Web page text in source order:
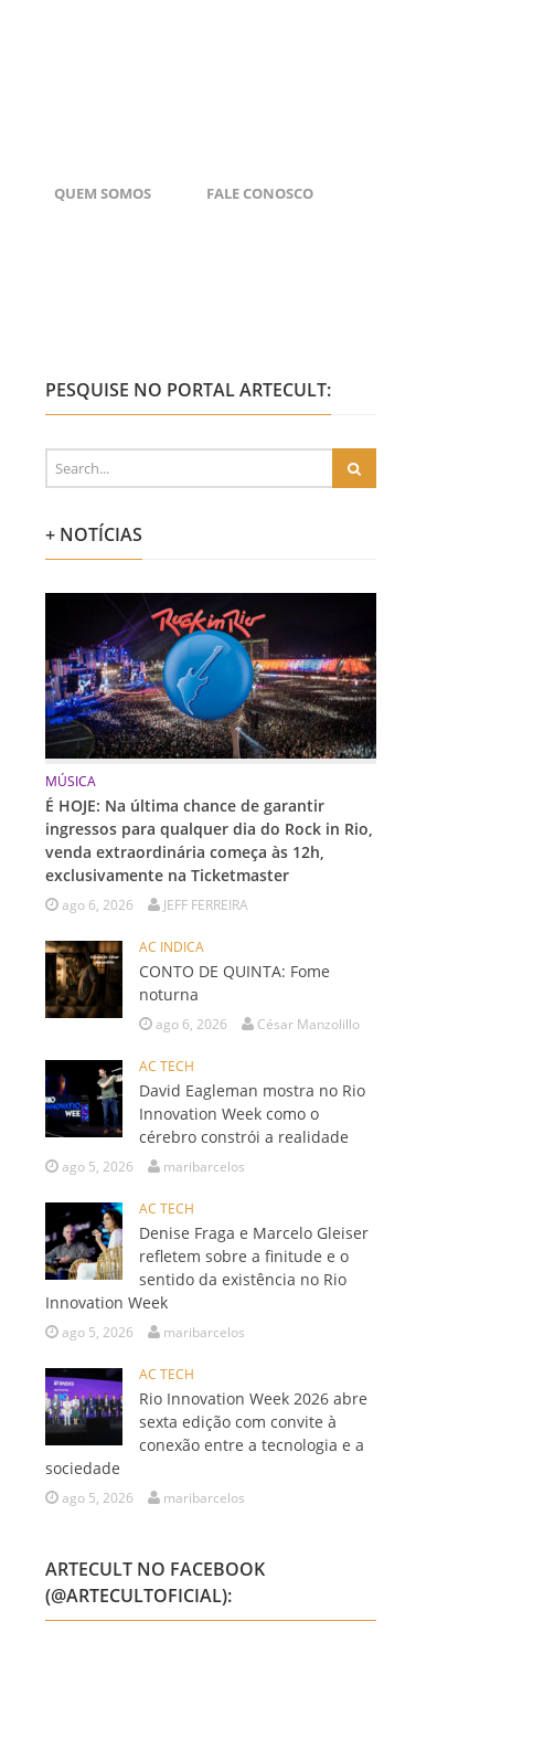
QUEM SOMOS FALE CONOSCO
PESQUISE NO PORTAL ARTECULT:
+ NOTÍCIAS
MÚSICA
É HOJE: Na última chance de garantir
ingressos para qualquer dia do Rock in Rio,
venda extraordinária começa às 12h,
exclusivamente na Ticketmaster
ago 6, 2026 JEFF FERREIRA
AC INDICA
CONTO DE QUINTA: Fome
noturna
ago 6, 2026 César Manzolillo
AC TECH
David Eagleman mostra no Rio
Innovation Week como o
cérebro constrói a realidade
ago 5, 2026 maribarcelos
AC TECH
Denise Fraga e Marcelo Gleiser
refletem sobre a finitude e o
sentido da existência no Rio
Innovation Week
ago 5, 2026 maribarcelos
AC TECH
Rio Innovation Week 2026 abre
sexta edição com convite à
conexão entre a tecnologia e a
sociedade
ago 5, 2026 maribarcelos
ARTECULT NO FACEBOOK
(@ARTECULTOFICIAL):